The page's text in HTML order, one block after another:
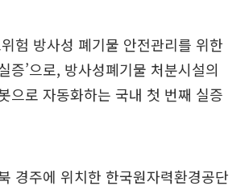
험 방사성 폐기물 안전관리를 위한
증’으로, 방사성폐기물 처분시설의
으로 자동화하는 국내 첫 번째 실증
경주에 위치한 한국원자력환경공단